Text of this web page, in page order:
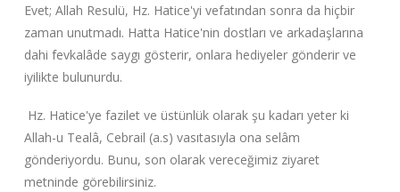
Evet; Allah Resulü, Hz. Hatice'yi vefatından sonra da hiçbir
zaman unutmadı. Hatta Hatice'nin dostları ve arkadaşlarına
dahi fevkalâde saygı gösterir, onlara hediyeler gönderir ve
iyilikte bulunurdu.
Hz. Hatice'ye fazilet ve üstünlük olarak şu kadarı yeter ki
Allah-u Tealâ, Cebrail (a.s) vasıtasıyla ona selâm
gönderiyordu. Bunu, son olarak vereceğimiz ziyaret
metninde görebilirsiniz.